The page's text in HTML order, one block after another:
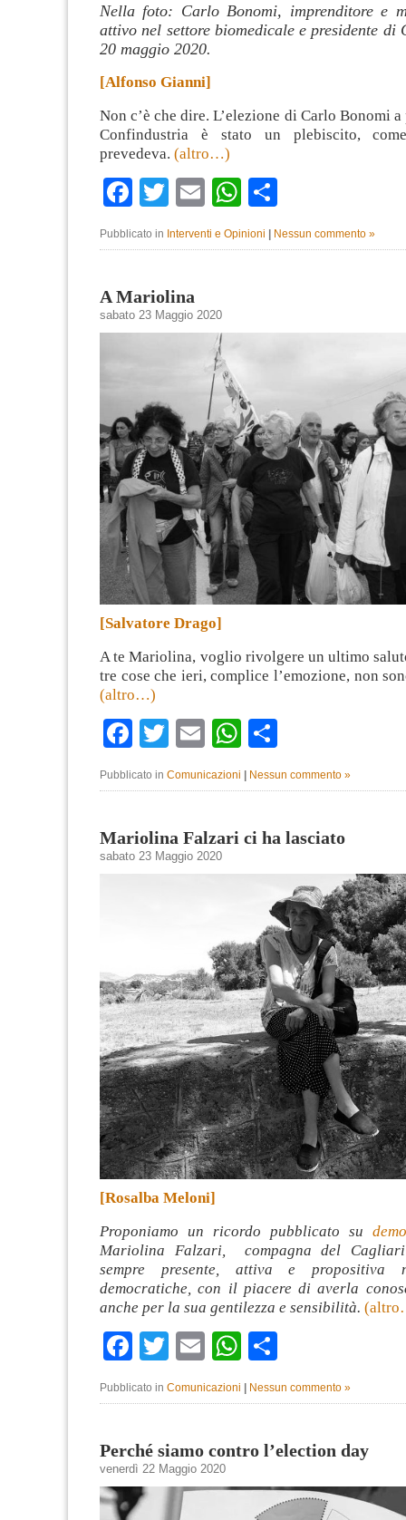
Nella foto: Carlo Bonomi, imprenditore e
attivo nel settore biomedicale e presidente di
20 maggio 2020.
[Alfonso Gianni]
Non c’è che dire. L’elezione di Carlo Bonomi
Confindustria è stato un plebiscito,
prevedeva. (altro…)
Facebook
TwitterEmailWhatsApp
Pubblicato in Interventi e Opinioni | Nessun commento »
A Mariolina
sabato 23 Maggio 2020
[Salvatore Drago]
A te Mariolina, voglio rivolgere un ultimo
tre cose che ieri, complice l’emozione, non
(altro…)
Facebook
TwitterEmailWhatsApp
Pubblicato in Comunicazioni | Nessun commento »
Mariolina Falzari ci ha lasciato
sabato 23 Maggio 2020
[Rosalba Meloni]
Proponiamo un ricordo pubblicato su
Mariolina Falzari, compagna del
sempre presente, attiva e propositiva
democratiche, con il piacere di averla
anche per la sua gentilezza e sensibilità.
Facebook
TwitterEmailWhatsApp
Pubblicato in Comunicazioni Nessun commento »
Perché siamo contro l’election day
venerdì 22 Maggio 2020